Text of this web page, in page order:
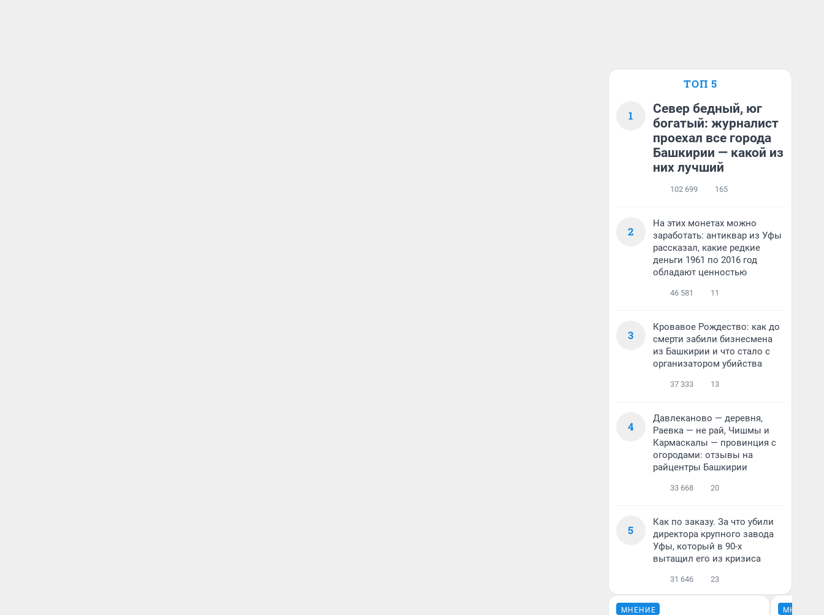
ТОП 5
1
Север бедный, юг
богатый: журналист
проехал все города
Башкирии — какой из
них лучший
102 699 165
2
На этих монетах можно
заработать: антиквар из Уфы
рассказал, какие редкие
деньги 1961 по 2016 год
обладают ценностью
46 581 11
3
Кровавое Рождество: как до
смерти забили бизнесмена
из Башкирии и что стало с
организатором убийства
37 333 13
4
Давлеканово — деревня,
Раевка — не рай, Чишмы и
Кармаскалы — провинция с
огородами: отзывы на
райцентры Башкирии
33 668 20
5
Как по заказу. За что убили
директора крупного завода
Уфы, который в 90-х
вытащил его из кризиса
31 646 23
МНЕНИЕ МНЕНИЕ